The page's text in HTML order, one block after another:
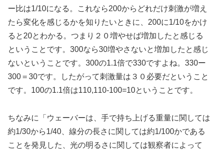
ー比は1/10になる。これなら200からどれだけ刺激が増え
たら変化を感じるかを知りたいときに、200に1/10をかけ
ると20とわかる。つまり２０増やせば増加したと感じる
ということです。300なら30増やさないと増加したと感じ
ないということです。300の1.1倍で330ですよね。330ー
300＝30です。したがって刺激量は３０必要だということ
です。100の1.1倍は110,110-100=10ということです。
ちなみに「ウェーバーは、手で持ち上げる重量に関しては
約1/30から1/40、線分の長さに関しては約1/100かである
ことを発見した、光の明るさに関しては観察者によって